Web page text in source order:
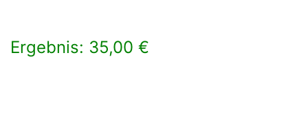
Ergebnis: 35,00 €